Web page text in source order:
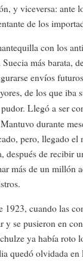
y viceversa: ante
de los
con los
más barata,
envíos
de los que iba
Llegó a ser
durante
pero, llegado el
después de recibir
más de un millón
1923, cuando las
y se pusieron en
ya había roto
quedó olvidada